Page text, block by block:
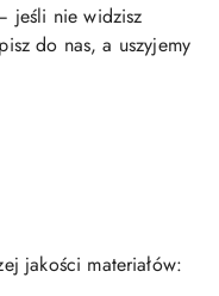
jeśli nie widzisz
do nas, a uszyjemy
jakości materiałów: